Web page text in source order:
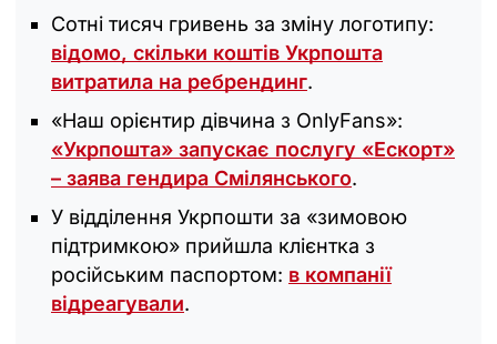
Сотні тисяч гривень за зміну логотипу:
відомо, скільки коштів Укрпошта
витратила на ребрендинг.
«Наш орієнтир дівчина з OnlyFans»:
«Укрпошта» запускає послугу «Ескорт»
– заява гендира Смілянського.
У відділення Укрпошти за «зимовою
підтримкою» прийшла клієнтка з
російським паспортом: в компанії
відреагували.